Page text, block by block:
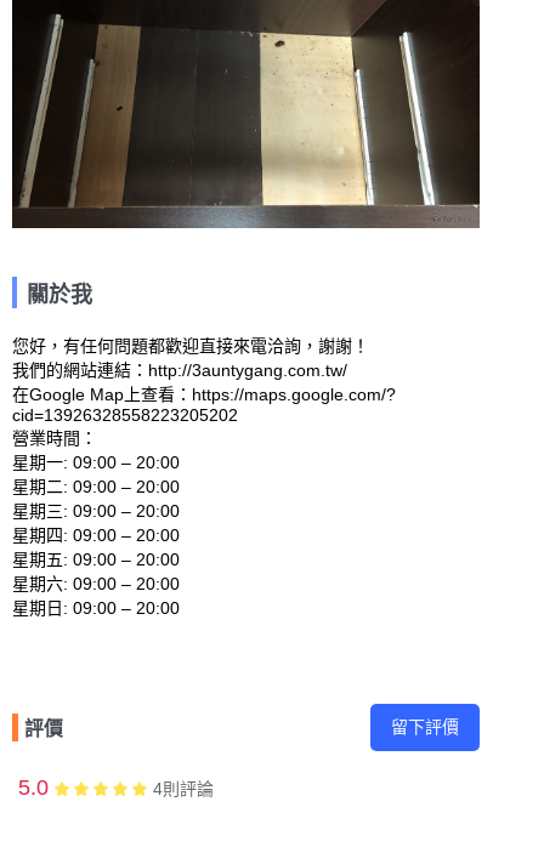
關於我
您好，有任何問題都歡迎直接來電洽詢，謝謝！
我們的網站連結：http://3auntygang.com.tw/
在Google Map上查看：https://maps.google.com/?
cid=13926328558223205202
營業時間：
星期一: 09:00 – 20:00
星期二: 09:00 – 20:00
星期三: 09:00 – 20:00
星期四: 09:00 – 20:00
星期五: 09:00 – 20:00
星期六: 09:00 – 20:00
評價 留下評價
5.0 4則評論